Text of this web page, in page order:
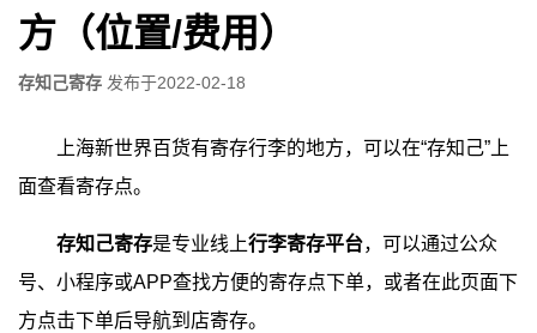
方（位置/费用）
存知己寄存 发布于2022-02-18
上海新世界百货有寄存行李的地方，可以在“存知己”上
面查看寄存点。
存知己寄存是专业线上行李寄存平台，可以通过公众
号、小程序或APP查找方便的寄存点下单，或者在此页面下
方点击下单后导航到店寄存。